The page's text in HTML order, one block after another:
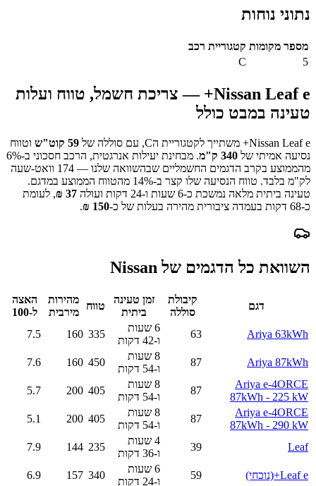
נתוני נוחות
מספר מקומות קטגוריית רכב
5
C
Nissan Leaf e+
— צריכת חשמל, טווח ועלות
טעינה במבט כולל
Nissan Leaf e+ משתייך לקטגוריית הC, עם סוללה של 59 קוט"ש וטווח
נסיעה אמיתי של 340 ק"מ. מבחינת יעילות אנרגטית, הרכב חסכוני ב- 6%
מהממוצע בקרב הדגמים החשמליים שבהשוואה שלנו — 174 וואט-שעה
לק"מ בלבד. טווח הנסיעה שלו קצר ב- 14% מהטווח הממוצע במדגם.
טעינה ביתית מלאה נמשכת כ-6 שעות ו-24 דקות ועולה 37
₪, לעומת
כ-68 דקות בעמדה ציבורית מהירה בעלות של כ-150
₪
.
השוואת כל הדגמים של Nissan
דגם
קיבולת
סוללה
זמן טעינה
ביתית
טווח
מהירות
מירבית
האצה
ל-100
Ariya 63kWh
63
6 שעות
ו-42 דקות
335
160
7.5
Ariya 87kWh
87
8 שעות
ו-54 דקות
450
160
7.6
Ariya e-4ORCE
87kWh - 225 kW
87
8 שעות
ו-54 דקות
405
200
5.7
Ariya e-4ORCE
87kWh - 290 kW
87
8 שעות
ו-54 דקות
405
200
5.1
Leaf
39
4 שעות
ו-36 דקות
235
144
7.9
Leaf e+ (נוכחי) 59
6 שעות
ו-24 דקות
340
157
6.9